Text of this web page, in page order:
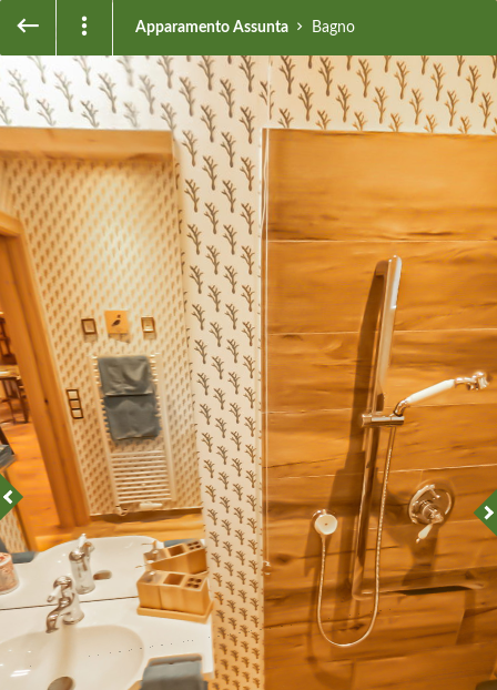
Apparamento Assunta Bagno